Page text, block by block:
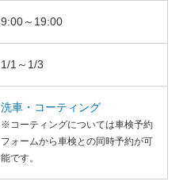
9:00～19:00
1/1～1/3
洗車・コーティング
※コーティングについては車検予約
フォームから車検との同時予約が可
能です。